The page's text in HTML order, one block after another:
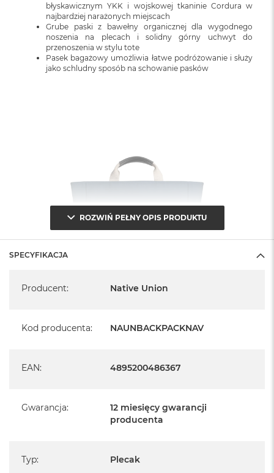
błyskawicznym YKK i wojskowej tkaninie Cordura w
najbardziej narażonych miejscach
Grube paski z bawełny organicznej dla wygodnego
noszenia na plecach i solidny górny uchwyt do
przenoszenia w stylu tote
Pasek bagażowy umożliwia łatwe podróżowanie i służy
jako schludny sposób na schowanie pasków
ROZWIŃ PEŁNY OPIS PRODUKTU
SPECYFIKACJA
Producent: Native Union
Kod producenta: NAUNBACKPACKNAV
EAN: 4895200486367
Gwarancja:
12 miesięcy gwarancji
producenta
Typ: Plecak